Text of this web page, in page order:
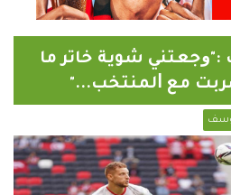
ﺷﻮﻳﺔ ﺧﺎﺗﺮ ﻣﺎ
ﻣﻊ ﺍﻟﻤﻨﺘﺨﺐ..."